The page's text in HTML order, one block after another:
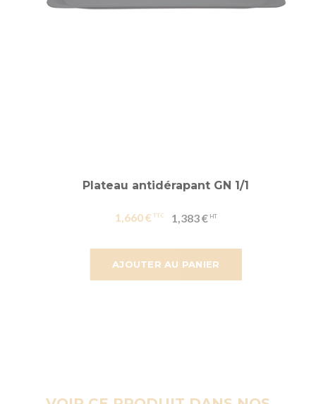
AJOUTER AU PANIER
Plateau antidérapant GN 1/1
1,660 € 1,383 €